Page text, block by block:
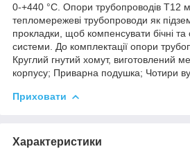
0-+440 °C. Опори трубопроводів Т12
тепломережеві трубопроводи як
прокладки, щоб компенсувати бічні та
системи. До комплектації опори
Круглий гнутий хомут, виготовлений
корпусу; Приварна подушка; Чотири
Приховати
Характеристики